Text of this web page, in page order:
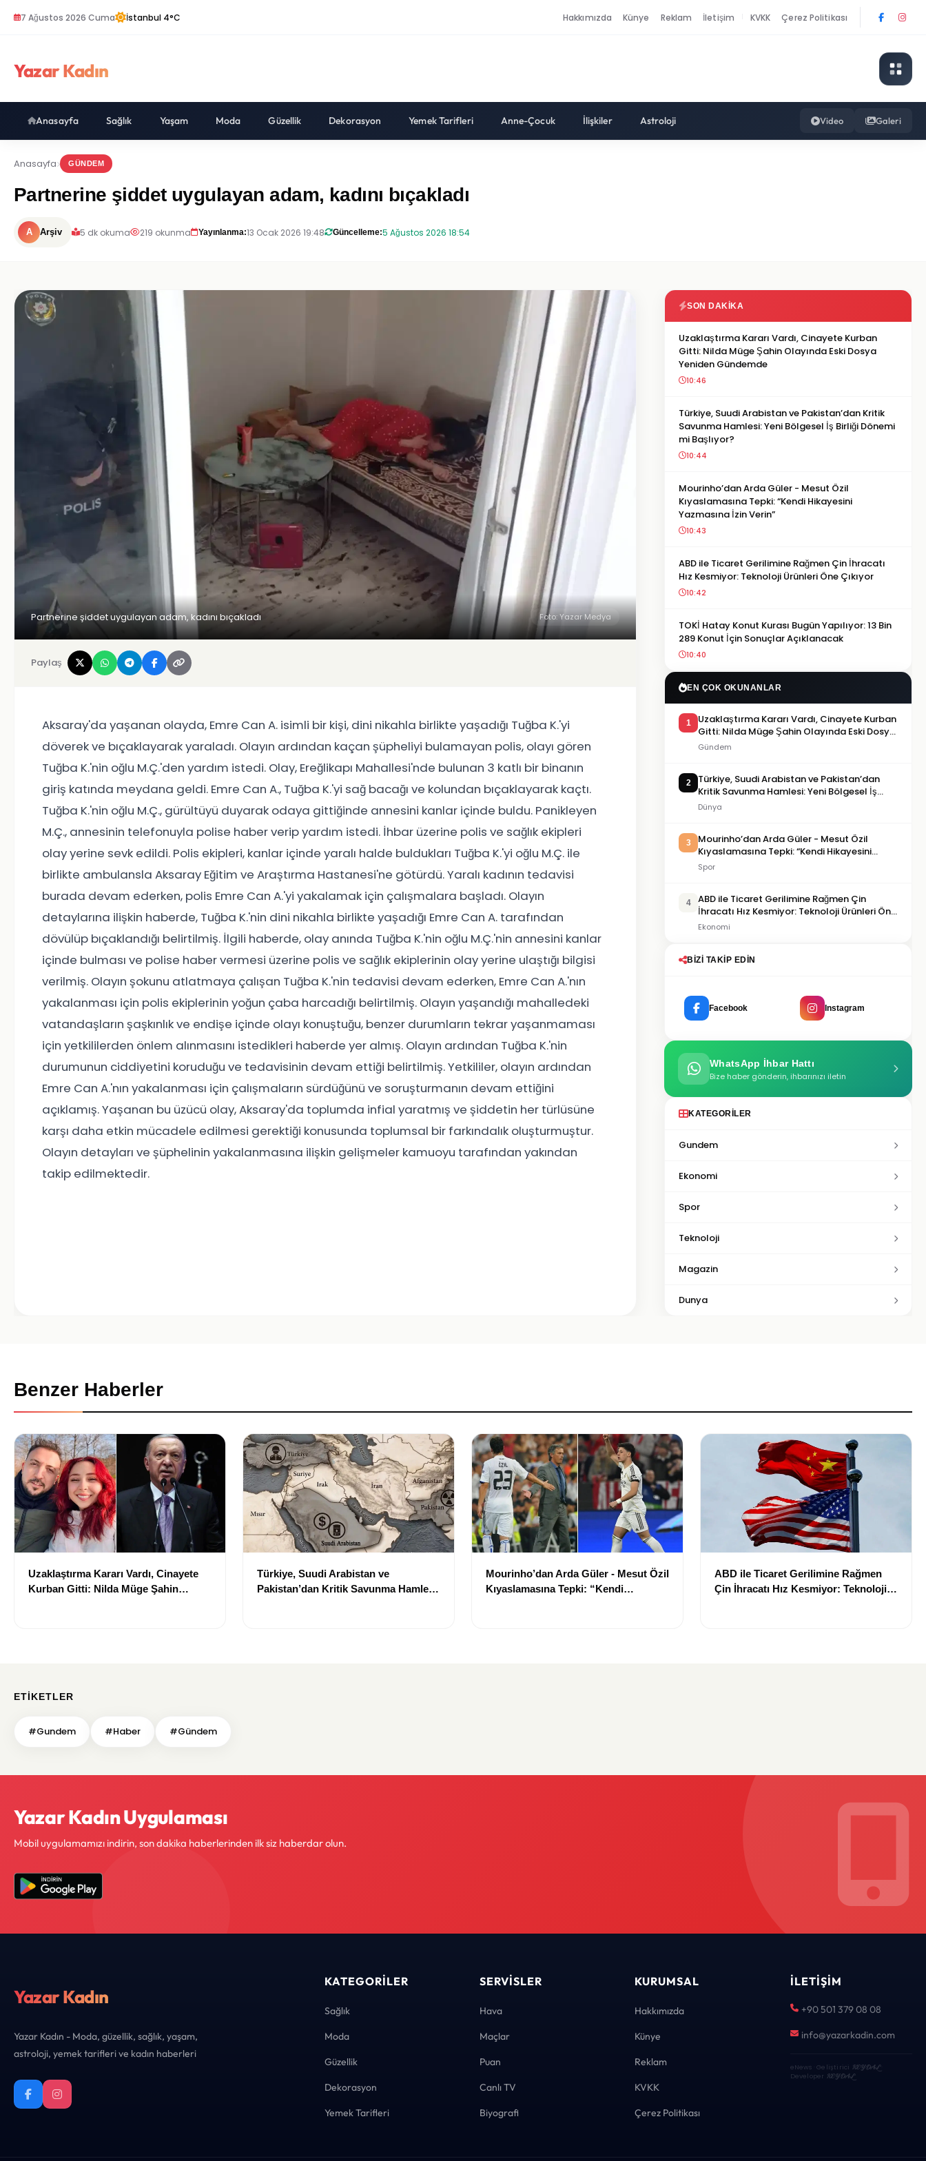
7 Ağustos 2026 Cuma İstanbul 4°C Hakkımızda Künye Reklam İletişim KVKK Çerez Politikası
Yazar Kadın
Anasayfa Sağlık Yaşam Moda Güzellik Dekorasyon Yemek Tarifleri Anne-Çocuk İlişkiler Astroloji Video Galeri
Anasayfa GÜNDEM
Partnerine şiddet uygulayan adam, kadını bıçakladı
A Arşiv 5 dk okuma 219 okunma Yayınlanma:13 Ocak 2026 19:48 Güncelleme:5 Ağustos 2026 18:54
Partnerine şiddet uygulayan adam, kadını bıçakladı Foto: Yazar Medya
Paylaş
Aksaray'da yaşanan olayda, Emre Can A. isimli bir kişi, dini nikahla birlikte yaşadığı Tuğba K.'yi
döverek ve bıçaklayarak yaraladı. Olayın ardından kaçan şüpheliyi bulamayan polis, olayı gören
Tuğba K.'nin oğlu M.Ç.'den yardım istedi. Olay, Ereğlikapı Mahallesi'nde bulunan 3 katlı bir binanın
giriş katında meydana geldi. Emre Can A., Tuğba K.'yi sağ bacağı ve kolundan bıçaklayarak kaçtı.
Tuğba K.'nin oğlu M.Ç., gürültüyü duyarak odaya gittiğinde annesini kanlar içinde buldu. Panikleyen
M.Ç., annesinin telefonuyla polise haber verip yardım istedi. İhbar üzerine polis ve sağlık ekipleri
olay yerine sevk edildi. Polis ekipleri, kanlar içinde yaralı halde buldukları Tuğba K.'yi oğlu M.Ç. ile
birlikte ambulansla Aksaray Eğitim ve Araştırma Hastanesi'ne götürdü. Yaralı kadının tedavisi
burada devam ederken, polis Emre Can A.'yi yakalamak için çalışmalara başladı. Olayın
detaylarına ilişkin haberde, Tuğba K.'nin dini nikahla birlikte yaşadığı Emre Can A. tarafından
dövülüp bıçaklandığı belirtilmiş. İlgili haberde, olay anında Tuğba K.'nin oğlu M.Ç.'nin annesini kanlar
içinde bulması ve polise haber vermesi üzerine polis ve sağlık ekiplerinin olay yerine ulaştığı bilgisi
verilmiş. Olayın şokunu atlatmaya çalışan Tuğba K.'nin tedavisi devam ederken, Emre Can A.'nın
yakalanması için polis ekiplerinin yoğun çaba harcadığı belirtilmiş. Olayın yaşandığı mahalledeki
vatandaşların şaşkınlık ve endişe içinde olayı konuştuğu, benzer durumların tekrar yaşanmaması
için yetkililerden önlem alınmasını istedikleri haberde yer almış. Olayın ardından Tuğba K.'nin
durumunun ciddiyetini koruduğu ve tedavisinin devam ettiği belirtilmiş. Yetkililer, olayın ardından
Emre Can A.'nın yakalanması için çalışmaların sürdüğünü ve soruşturmanın devam ettiğini
açıklamış. Yaşanan bu üzücü olay, Aksaray'da toplumda infial yaratmış ve şiddetin her türlüsüne
karşı daha etkin mücadele edilmesi gerektiği konusunda toplumsal bir farkındalık oluşturmuştur.
Olayın detayları ve şüphelinin yakalanmasına ilişkin gelişmeler kamuoyu tarafından yakından
takip edilmektedir.
SON DAKIKA
Uzaklaştırma Kararı Vardı, Cinayete Kurban
Gitti: Nilda Müge Şahin Olayında Eski Dosya
Yeniden Gündemde
10:46
Türkiye, Suudi Arabistan ve Pakistan’dan Kritik
Savunma Hamlesi: Yeni Bölgesel İş Birliği Dönemi
mi Başlıyor?
10:44
Mourinho’dan Arda Güler - Mesut Özil
Kıyaslamasına Tepki: “Kendi Hikayesini
Yazmasına İzin Verin”
10:43
ABD ile Ticaret Gerilimine Rağmen Çin İhracatı
Hız Kesmiyor: Teknoloji Ürünleri Öne Çıkıyor
10:42
TOKİ Hatay Konut Kurası Bugün Yapılıyor: 13 Bin
289 Konut İçin Sonuçlar Açıklanacak
10:40
EN ÇOK OKUNANLAR
1
Uzaklaştırma Kararı Vardı, Cinayete Kurban
Gitti: Nilda Müge Şahin Olayında Eski Dosya
Yeniden Gündemde
Gündem
2
Türkiye, Suudi Arabistan ve Pakistan’dan
Kritik Savunma Hamlesi: Yeni Bölgesel İş
Birliği Dönemi mi Başlıyor?
Dünya
3
Mourinho’dan Arda Güler - Mesut Özil
Kıyaslamasına Tepki: “Kendi Hikayesini
Yazmasına İzin Verin”
Spor
4
ABD ile Ticaret Gerilimine Rağmen Çin
İhracatı Hız Kesmiyor: Teknoloji Ürünleri Öne
Çıkıyor
Ekonomi
BIZI TAKIP EDIN
Facebook Instagram
WhatsApp İhbar Hattı
Bize haber gönderin, ihbarınızı iletin
KATEGORILER
Gundem
Ekonomi
Spor
Teknoloji
Magazin
Dunya
Benzer Haberler
Uzaklaştırma Kararı Vardı, Cinayete
Kurban Gitti: Nilda Müge Şahin
Türkiye, Suudi Arabistan ve
Pakistan’dan Kritik Savunma Hamlesi:
Mourinho’dan Arda Güler - Mesut Özil
Kıyaslamasına Tepki: “Kendi
ABD ile Ticaret Gerilimine Rağmen
Çin İhracatı Hız Kesmiyor: Teknoloji
ETIKETLER
#Gundem #Haber #Gündem
Yazar Kadın Uygulaması
Mobil uygulamamızı indirin, son dakika haberlerinden ilk siz haberdar olun.
Yazar Kadın
Yazar Kadın - Moda, güzellik, sağlık, yaşam,
astroloji, yemek tarifleri ve kadın haberleri
KATEGORILER
Sağlık
Moda
Güzellik
Dekorasyon
Yemek Tarifleri
SERVISLER
Hava
Maçlar
Puan
Canlı TV
Biyografi
KURUMSAL
Hakkımızda
Künye
Reklam
KVKK
Çerez Politikası
İLETIŞIM
+90 501 379 08 08
info@yazarkadin.com
eNews · Geliştirici KEYDAL·
Developer KEYDAL